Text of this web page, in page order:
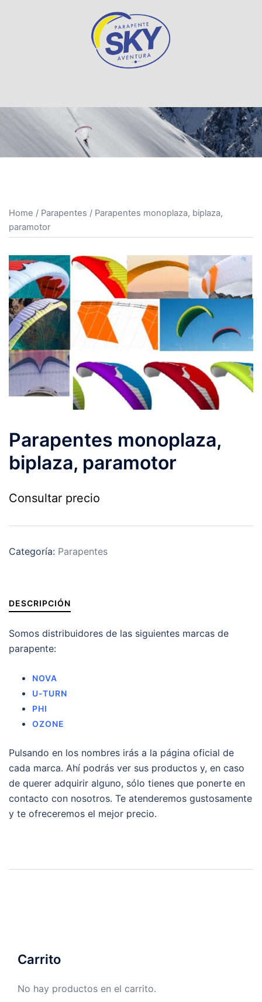
Home / Parapentes / Parapentes monoplaza, biplaza,
paramotor
Parapentes monoplaza,
biplaza, paramotor
Consultar precio
Categoría: Parapentes
DESCRIPCIÓN
Somos distribuidores de las siguientes marcas de
parapente:
NOVA
U-TURN
PHI
OZONE
Pulsando en los nombres irás a la página oficial de
cada marca. Ahí podrás ver sus productos y, en caso
de querer adquirir alguno, sólo tienes que ponerte en
contacto con nosotros. Te atenderemos gustosamente
y te ofreceremos el mejor precio.
Carrito
No hay productos en el carrito.